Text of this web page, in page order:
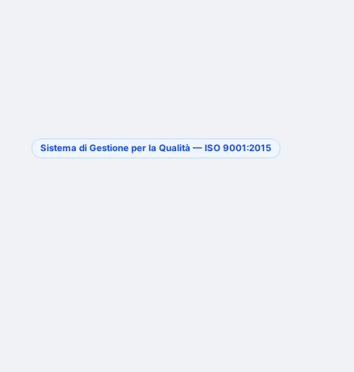
Sistema di Gestione per la Qualità — ISO 9001:2015